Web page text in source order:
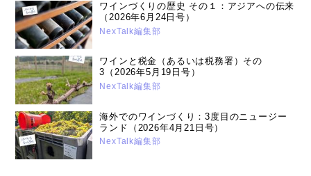
ワインづくりの歴史 その１：アジアへの伝来
（2026年6月24日号）
NexTalk編集部
ワインと税金（あるいは税務署）その
3（2026年5月19日号）
NexTalk編集部
海外でのワインづくり：3度目のニュージー
ランド（2026年4月21日号）
NexTalk編集部